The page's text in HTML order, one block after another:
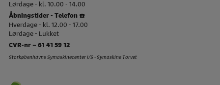
Lørdage - kl. 10.00 - 14.00
Åbningstider - Telefon ☎️
Hverdage - kl. 12.00 - 17.00
Lørdage - Lukket
CVR-nr – 61 41 59 12
Storkøbenhavns Symaskinecenter I/S - Symaskine Torvet